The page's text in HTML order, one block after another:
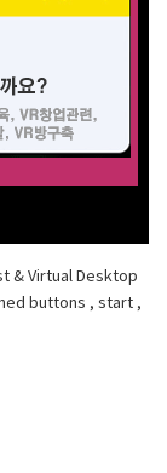
& Virtual Desktop
buttons , start ,